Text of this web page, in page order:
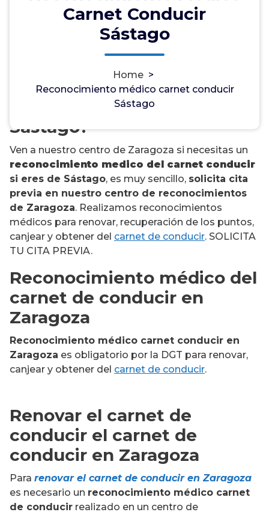
Carnet Conducir
Sástago
Home >
Reconocimiento médico carnet conducir
Sástago
¿Necesitas un
reconocimiento médico del
carnet de conducir en
Sástago?
Ven a nuestro centro de Zaragoza si necesitas un
reconocimiento medico del carnet conducir
si eres de Sástago, es muy sencillo, solicita cita
previa en nuestro centro de reconocimientos
de Zaragoza. Realizamos reconocimientos
médicos para renovar, recuperación de los puntos,
canjear y obtener del carnet de conducir. SOLICITA
TU CITA PREVIA.
Reconocimiento médico del
carnet de conducir en
Zaragoza
Reconocimiento médico carnet conducir en
Zaragoza es obligatorio por la DGT para renovar,
canjear y obtener del carnet de conducir.
Renovar el carnet de
conducir el carnet de
conducir en Zaragoza
Para renovar el carnet de conducir en Zaragoza
es necesario un reconocimiento médico carnet
de conducir realizado en un centro de